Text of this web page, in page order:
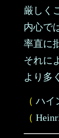
厳しく
内心で
率直に
それに
より多
（ ハイ
（